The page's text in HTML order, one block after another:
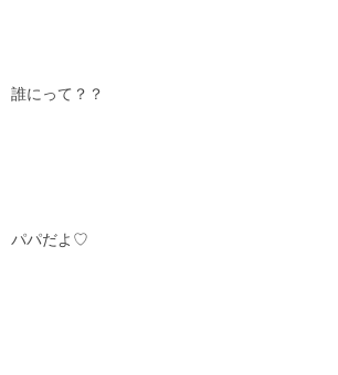
誰にって？？
パパだよ♡